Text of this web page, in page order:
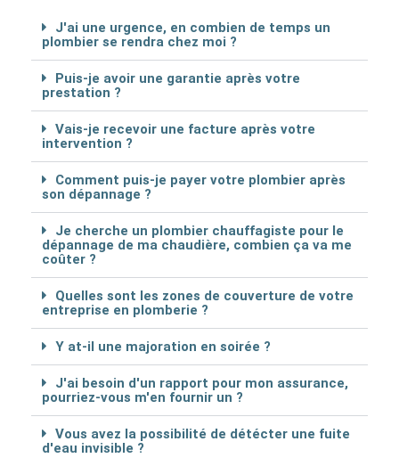
J'ai une urgence, en combien de temps un
plombier se rendra chez moi ?
Puis-je avoir une garantie après votre
prestation ?
Vais-je recevoir une facture après votre
intervention ?
Comment puis-je payer votre plombier après
son dépannage ?
Je cherche un plombier chauffagiste pour le
dépannage de ma chaudière, combien ça va me
coûter ?
Quelles sont les zones de couverture de votre
entreprise en plomberie ?
Y at-il une majoration en soirée ?
J'ai besoin d'un rapport pour mon assurance,
pourriez-vous m'en fournir un ?
Vous avez la possibilité de détécter une fuite
d'eau invisible ?